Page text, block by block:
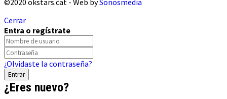
©2020 okstars.cat - Web bySonosmedia
Cerrar
Entra o regístrate
¿Olvidaste la contraseña?
¿Eres nuevo?